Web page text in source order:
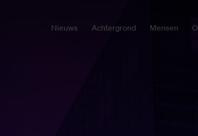
Nieuws Achtergrond Mensen